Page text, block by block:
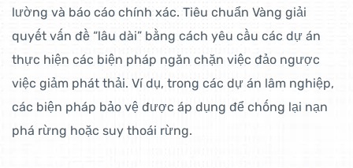
lường và báo cáo chính xác. Tiêu chuẩn Vàng giải
quyết vấn đề “lâu dài” bằng cách yêu cầu các dự án
thực hiện các biện pháp ngăn chặn việc đảo ngược
việc giảm phát thải. Ví dụ, trong các dự án lâm nghiệp,
các biện pháp bảo vệ được áp dụng để chống lại nạn
phá rừng hoặc suy thoái rừng.